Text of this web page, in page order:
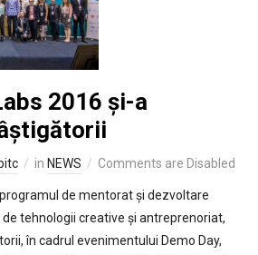
2016 și-a
in NEWS Comments are Disabled
de mentorat și dezvoltare
tehnologii creative și antreprenoriat,
în cadrul evenimentului Demo Day,